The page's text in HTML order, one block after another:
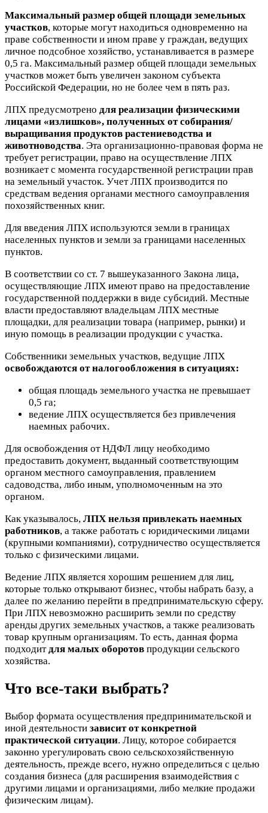
Максимальный размер общей площади земельных
участков, которые могут находиться одновременно на
праве собственности и ином праве у граждан, ведущих
личное подсобное хозяйство, устанавливается в размере
0,5 га. Максимальный размер общей площади земельных
участков может быть увеличен законом субъекта
Российской Федерации, но не более чем в пять раз.
ЛПХ предусмотрено для реализации физическими
лицами «излишков», полученных от собирания/
выращивания продуктов растениеводства и
животноводства. Эта организационно-правовая форма не
требует регистрации, право на осуществление ЛПХ
возникает с момента государственной регистрации прав
на земельный участок. Учет ЛПХ производится по
средствам ведения органами местного самоуправления
похозяйственных книг.
Для введения ЛПХ используются земли в границах
населенных пунктов и земли за границами населенных
пунктов.
В соответствии со ст. 7 вышеуказанного Закона лица,
осуществляющие ЛПХ имеют право на предоставление
государственной поддержки в виде субсидий. Местные
власти предоставляют владельцам ЛПХ местные
площадки, для реализации товара (например, рынки) и
иную помощь в реализации продукции с участка.
Собственники земельных участков, ведущие ЛПХ
освобождаются от налогообложения в ситуациях:
общая площадь земельного участка не превышает
0,5 га;
ведение ЛПХ осуществляется без привлечения
наемных рабочих.
Для освобождения от НДФЛ лицу необходимо
предоставить документ, выданный соответствующим
органом местного самоуправления, правлением
садоводства, либо иным, уполномоченным на это
органом.
Как указывалось, ЛПХ нельзя привлекать наемных
работников, а также работать с юридическими лицами
(крупными компаниями), сотрудничество осуществляется
только с физическими лицами.
Ведение ЛПХ является хорошим решением для лиц,
которые только открывают бизнес, чтобы набрать базу, а
далее по желанию перейти в предпринимательскую сферу.
При ЛПХ невозможно расширить земли по средству
аренды других земельных участков, а также реализовать
товар крупным организациям. То есть, данная форма
подходитдля малых оборотов продукции сельского
хозяйства.
Что все-таки выбрать?
Выбор формата осуществления предпринимательской и
иной деятельности зависит от конкретной
практической ситуации. Лицу, которое собирается
законно урегулировать свою сельскохозяйственную
деятельность, прежде всего, нужно определиться с целью
создания бизнеса (для расширения взаимодействия с
другими лицами и организациями, либо мелкие продажи
физическим лицам).